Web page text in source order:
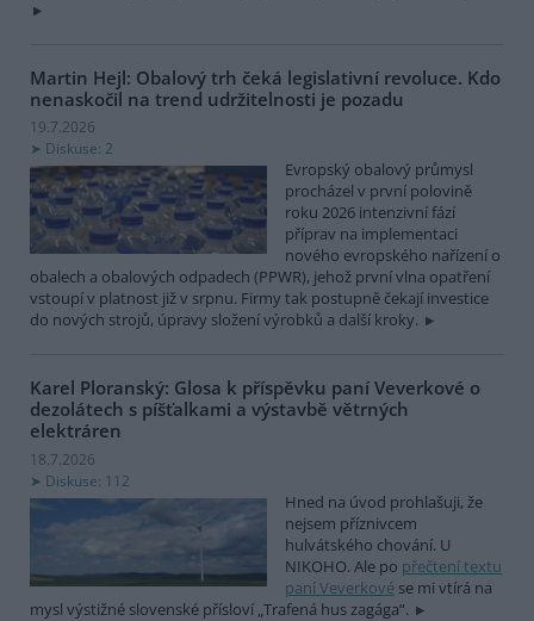
Martin Hejl: Obalový trh čeká legislativní revoluce. Kdo
nenaskočil na trend udržitelnosti je pozadu
19.7.2026
Diskuse: 2
Evropský obalový průmysl
procházel v první polovině
roku 2026 intenzivní fází
příprav na implementaci
nového evropského nařízení o
obalech a obalových odpadech (PPWR), jehož první vlna opatření
vstoupí v platnost již v srpnu. Firmy tak postupně čekají investice
do nových strojů, úpravy složení výrobků a další kroky.
Karel Ploranský: Glosa k příspěvku paní Veverkové o
dezolátech s píšťalkami a výstavbě větrných
elektráren
18.7.2026
Diskuse: 112
Hned na úvod prohlašuji, že
nejsem příznivcem
hulvátského chování. U
NIKOHO. Ale po přečtení textu
paní Veverkové se mi vtírá na
mysl výstižné slovenské přísloví „Trafená hus zagága“.